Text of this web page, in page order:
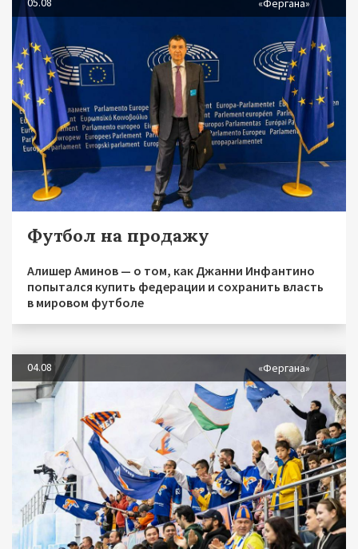
Футбол на продажу
Алишер Аминов — о том, как Джанни Инфантино
попытался купить федерации и сохранить власть
в мировом футболе
04.08 «Фергана»